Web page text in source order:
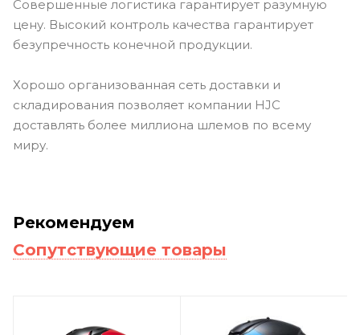
Совершенные логистика гарантирует разумную
цену. Высокий контроль качества гарантирует
безупречность конечной продукции.
Хорошо организованная сеть доставки и
складирования позволяет компании HJC
доставлять более миллиона шлемов по всему
миру.
Рекомендуем
Сопутствующие товары